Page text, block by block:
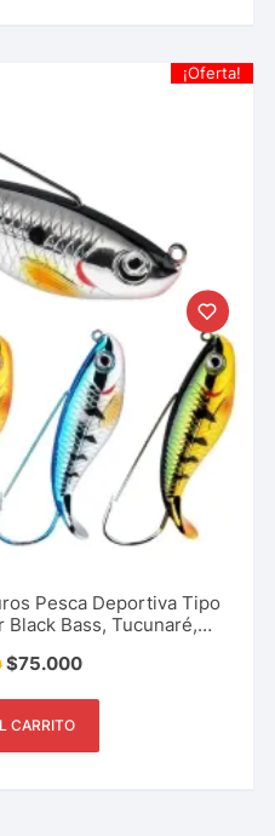
¡Oferta!
Pesca Deportiva Tipo
Bass, Tucunaré,
$75.000
CARRITO